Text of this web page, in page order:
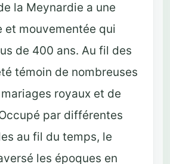
la Meynardie a une
et mouvementée qui
de 400 ans. Au fil des
témoin de nombreuses
royaux et de
par différentes
au fil du temps, le
les époques en